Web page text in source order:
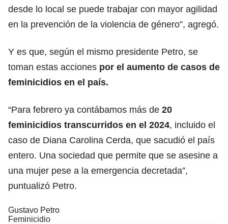
desde lo local se puede trabajar con mayor agilidad
en la prevención de la violencia de género”, agregó.
Y es que, según el mismo presidente Petro, se
toman estas acciones por el aumento de casos de
feminicidios en el país.
“Para febrero ya contábamos más de 20
feminicidios transcurridos en el 2024, incluido el
caso de Diana Carolina Cerda, que sacudió el país
entero. Una sociedad que permite que se asesine a
una mujer pese a la emergencia decretada”,
puntualizó Petro.
Gustavo Petro
Feminicidio